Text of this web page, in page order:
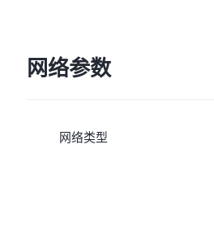
网络参数
网络类型